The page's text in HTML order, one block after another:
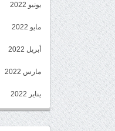
يونيو 2022
مايو 2022
أبريل 2022
مارس 2022
يناير 2022